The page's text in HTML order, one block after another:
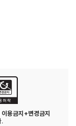
용금지+변경금지
.